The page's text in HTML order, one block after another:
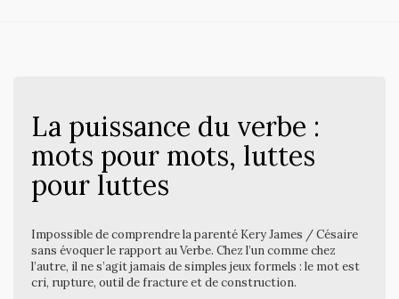
La puissance du verbe :
mots pour mots, luttes
pour luttes
Impossible de comprendre la parenté Kery James / Césaire
sans évoquer le rapport au Verbe. Chez l’un comme chez
l’autre, il ne s’agit jamais de simples jeux formels : le mot est
cri, rupture, outil de fracture et de construction.